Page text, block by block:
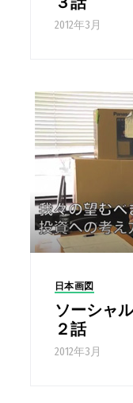
2012年3月
日本画図
ソーシャ
２話
2012年3月